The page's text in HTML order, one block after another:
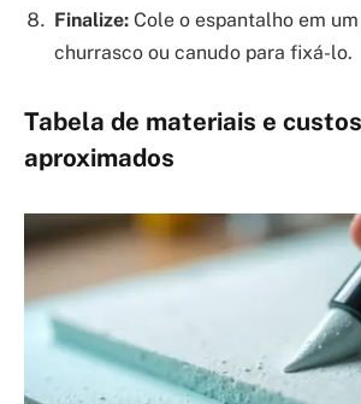
Finalize: Cole o espantalho em
churrasco ou canudo para fixá-lo.
Tabela de materiais e custos
aproximados